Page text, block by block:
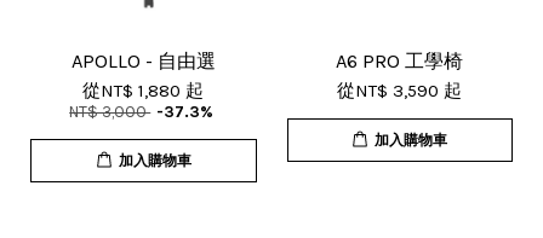
APOLLO - 自由選
從NT$ 1,880 起
NT$ 3,000 -37.3%
加入購物車
A6 PRO 工學椅
從NT$ 3,590 起
加入購物車